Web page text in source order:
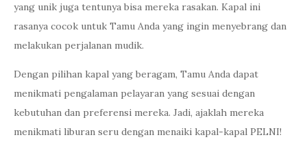
yang unik juga tentunya bisa mereka rasakan. Kapal ini
rasanya cocok untuk Tamu Anda yang ingin menyebrang dan
melakukan perjalanan mudik.
Dengan pilihan kapal yang beragam, Tamu Anda dapat
menikmati pengalaman pelayaran yang sesuai dengan
kebutuhan dan preferensi mereka. Jadi, ajaklah mereka
menikmati liburan seru dengan menaiki kapal-kapal PELNI!